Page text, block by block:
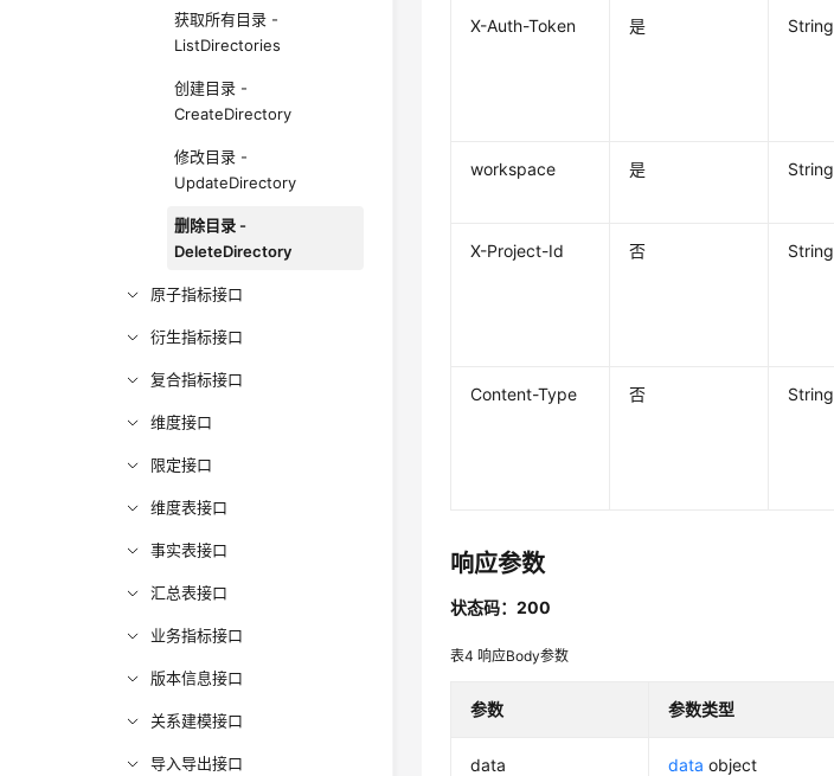
获取所有目录 -
ListDirectories
创建目录 -
CreateDirectory
修改目录 -
UpdateDirectory
删除目录 -
DeleteDirectory
原子指标接口
衍生指标接口
复合指标接口
维度接口
限定接口
维度表接口
事实表接口
汇总表接口
业务指标接口
版本信息接口
关系建模接口
导入导出接口
X-Auth-Token 是 String
workspace 是 String
X-Project-Id 否 String
Content-Type 否 String
响应参数
状态码：200
表4响应Body参数
参数 参数类型
data data object